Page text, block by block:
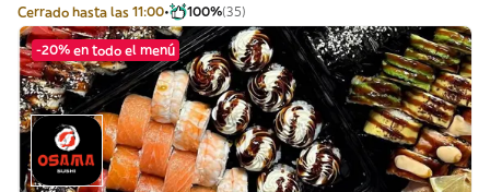
Cerrado hasta las 11:00 100%(35)
-20% en todo el menú